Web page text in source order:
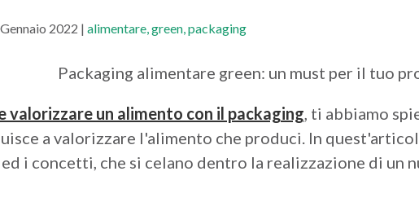
2022 | alimentare green packaging
valorizzare un alimento con il packaging, ti abbiamo
a valorizzare l'alimento che produci. In
i concetti, che si celano dentro la realizzazione di un